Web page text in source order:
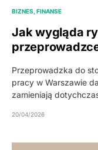
BIZNES, FINANSE
Jak wygląda
Przeprowadzka do
pracy w Warszawie
zamieniają
20/04/2026